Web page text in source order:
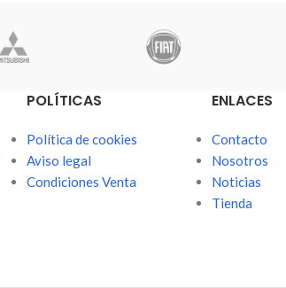
POLÍTICAS
Política de cookies
Aviso legal
Condiciones Venta
ENLACES
Contacto
Nosotros
Noticias
Tienda